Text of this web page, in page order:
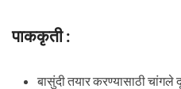
पाककृती :
बासुंदी तयार करण्यासाठी